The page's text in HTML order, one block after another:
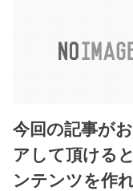
今回の記事が
アして頂ける
ンテンツを作